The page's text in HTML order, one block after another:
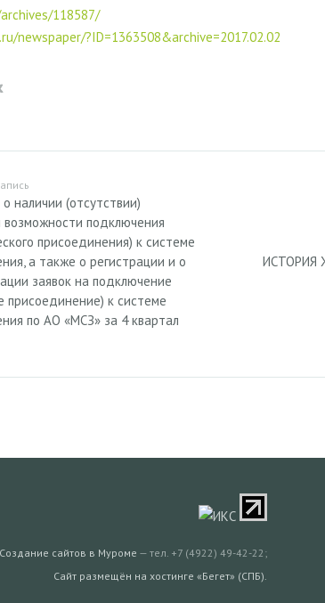
118587/
newspaper/?ID=1363508&archive=2017.02.02
наличии (отсутствии)
возможности подключения
присоединения) к системе
а также о регистрации и о
заявок на подключение
присоединение) к системе
по АО «МСЗ» за 4 квартал
ИСТОРИЯ
Создание сайтов в Муроме — тел. +7 (4922) 49-42-22;
Сайт размещён на хостинге «Бегет» (СПБ).